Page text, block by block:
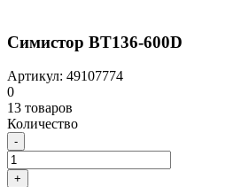
Симистор BT136-600D
Артикул: 49107774
0
13 товаров
Количество
-
+